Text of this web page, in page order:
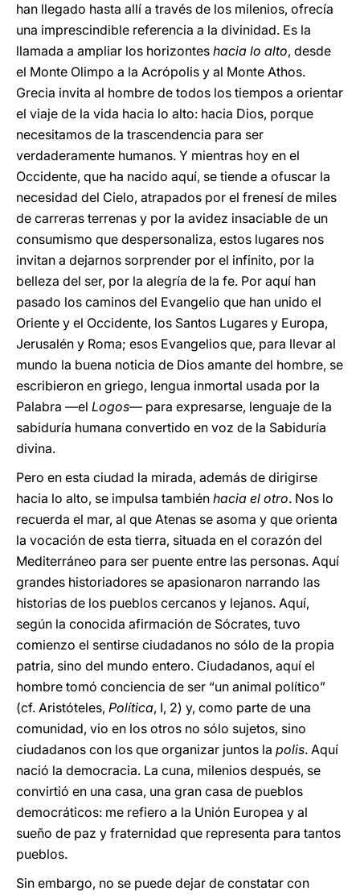
han llegado hasta allí a través de los milenios, ofrecía
una imprescindible referencia a la divinidad. Es la
llamada a ampliar los horizontes hacia lo alto, desde
el Monte Olimpo a la Acrópolis y al Monte Athos.
Grecia invita al hombre de todos los tiempos a orientar
el viaje de la vida hacia lo alto: hacia Dios, porque
necesitamos de la trascendencia para ser
verdaderamente humanos. Y mientras hoy en el
Occidente, que ha nacido aquí, se tiende a ofuscar la
necesidad del Cielo, atrapados por el frenesí de miles
de carreras terrenas y por la avidez insaciable de un
consumismo que despersonaliza, estos lugares nos
invitan a dejarnos sorprender por el infinito, por la
belleza del ser, por la alegría de la fe. Por aquí han
pasado los caminos del Evangelio que han unido el
Oriente y el Occidente, los Santos Lugares y Europa,
Jerusalén y Roma; esos Evangelios que, para llevar al
mundo la buena noticia de Dios amante del hombre, se
escribieron en griego, lengua inmortal usada por la
Palabra —el Logos— para expresarse, lenguaje de la
sabiduría humana convertido en voz de la Sabiduría
divina.
Pero en esta ciudad la mirada, además de dirigirse
hacia lo alto, se impulsa también hacia el otro. Nos lo
recuerda el mar, al que Atenas se asoma y que orienta
la vocación de esta tierra, situada en el corazón del
Mediterráneo para ser puente entre las personas. Aquí
grandes historiadores se apasionaron narrando las
historias de los pueblos cercanos y lejanos. Aquí,
según la conocida afirmación de Sócrates, tuvo
comienzo el sentirse ciudadanos no sólo de la propia
patria, sino del mundo entero. Ciudadanos, aquí el
hombre tomó conciencia de ser “un animal político”
(cf. Aristóteles, Política, I, 2) y, como parte de una
comunidad, vio en los otros no sólo sujetos, sino
ciudadanos con los que organizar juntos la polis. Aquí
nació la democracia. La cuna, milenios después, se
convirtió en una casa, una gran casa de pueblos
democráticos: me refiero a la Unión Europea y al
sueño de paz y fraternidad que representa para tantos
pueblos.
Sin embargo, no se puede dejar de constatar con